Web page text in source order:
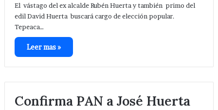
El vástago del ex alcalde Rubén Huerta y también primo del
edil David Huerta buscará cargo de elección popular.
Tepeaca…
Leer mas »
Confirma PAN a José Huerta